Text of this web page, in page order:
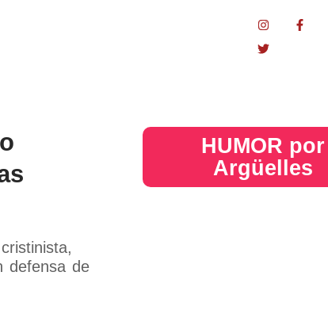
defensa de
HUMOR por
Argüelles​